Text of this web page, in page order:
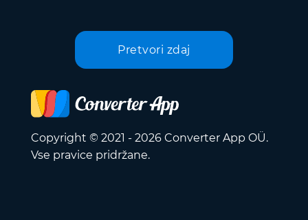
Pretvori zdaj
Copyright © 2021 - 2026 Converter App OÜ.
Vse pravice pridržane.